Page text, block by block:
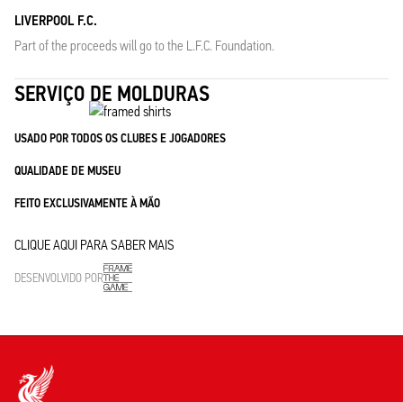
LIVERPOOL F.C.
Part of the proceeds will go to the L.F.C. Foundation.
SERVIÇO DE MOLDURAS
USADO POR TODOS OS CLUBES E JOGADORES
QUALIDADE DE MUSEU
FEITO EXCLUSIVAMENTE À MÃO
CLIQUE AQUI PARA SABER MAIS
DESENVOLVIDO POR